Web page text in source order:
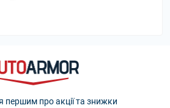
першим про акції та знижки